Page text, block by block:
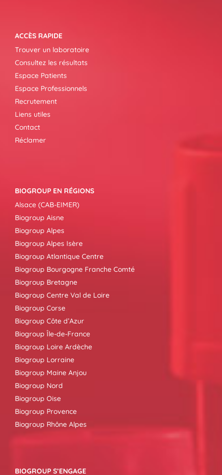
ACCÈS RAPIDE
Trouver un laboratoire
Consultez les résultats
Espace Patients
Espace Professionnels
Recrutement
Liens utiles
Contact
Réclamer
BIOGROUP EN RÉGIONS
Alsace (CAB-EIMER)
Biogroup Aisne
Biogroup Alpes
Biogroup Alpes Isère
Biogroup Atlantique Centre
Biogroup Bourgogne Franche Comté
Biogroup Bretagne
Biogroup Centre Val de Loire
Biogroup Corse
Biogroup Côte d’Azur
Biogroup Île-de-France
Biogroup Loire Ardèche
Biogroup Lorraine
Biogroup Maine Anjou
Biogroup Nord
Biogroup Oise
Biogroup Provence
Biogroup Rhône Alpes
BIOGROUP S’ENGAGE